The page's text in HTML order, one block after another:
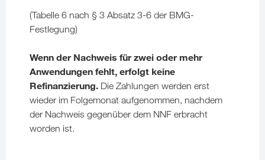
(Tabelle 6 nach § 3 Absatz 3-6 der BMG-
Festlegung)
Wenn der Nachweis für zwei oder mehr
Anwendungen fehlt, erfolgt keine
Refinanzierung. Die Zahlungen werden erst
wieder im Folgemonat aufgenommen, nachdem
der Nachweis gegenüber dem NNF erbracht
worden ist.